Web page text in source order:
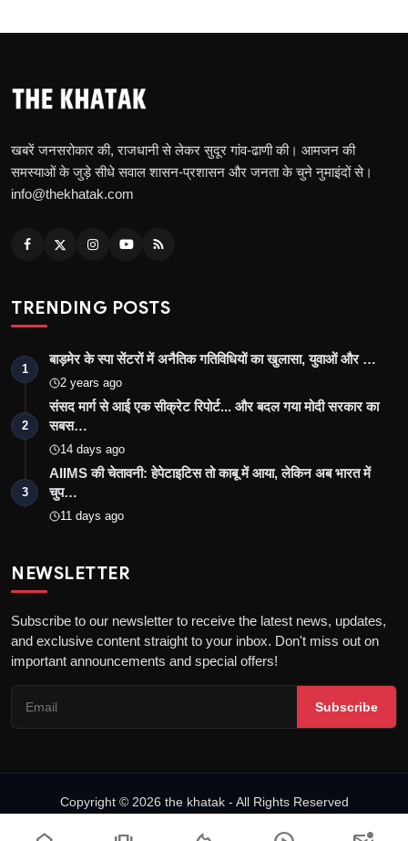
खबरें जनसरोकार की, राजधानी से लेकर सुदूर गांव-ढाणी की। आमजन की
समस्याओं के जुड़े सीधे सवाल शासन-प्रशासन और जनता के चुने नुमाइंदों से।
info@thekhatak.com
TRENDING POSTS
1
बाड़मेर के स्पा सेंटरों में अनैतिक गतिविधियों का खुलासा, युवाओं और …
2 years ago
2
संसद मार्ग से आई एक सीक्रेट रिपोर्ट... और बदल गया मोदी सरकार का
सबस…
14 days ago
3
AIIMS की चेतावनी: हेपेटाइटिस तो काबू में आया, लेकिन अब भारत में
चुप…
11 days ago
NEWSLETTER
Subscribe to our newsletter to receive the latest news, updates,
and exclusive content straight to your inbox. Don't miss out on
important announcements and special offers!
Subscribe
Copyright © 2026 the khatak - All Rights Reserved